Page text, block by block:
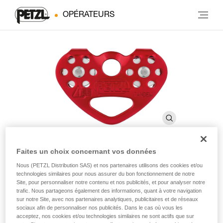
OPÉRATEURS
TANDEM®
Poulie double pour tyroliennes sur corde
Poulie double destinée aux tyroliennes sur corde, la
Faites un choix concernant vos données
Nous (PETZL Distribution SAS) et nos partenaires utilisons des cookies et/ou
technologies similaires pour nous assurer du bon fonctionnement de notre
Site, pour personnaliser notre contenu et nos publicités, et pour analyser notre
trafic. Nous partageons également des informations, quant à votre navigation
sur notre Site, avec nos partenaires analytiques, publicitaires et de réseaux
sociaux afin de personnaliser nos publicités. Dans le cas où vous les
acceptez, nos cookies et/ou technologies similaires ne sont actifs que sur